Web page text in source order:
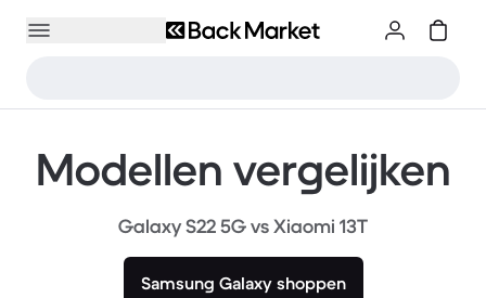
Modellen vergelijken
Galaxy S22 5G vs Xiaomi 13T
Samsung Galaxy shoppen